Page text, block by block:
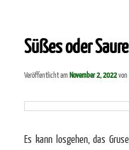
Süßes oder
Veröffentlicht amNovember 2, 2022von
Es kann losgehen, das